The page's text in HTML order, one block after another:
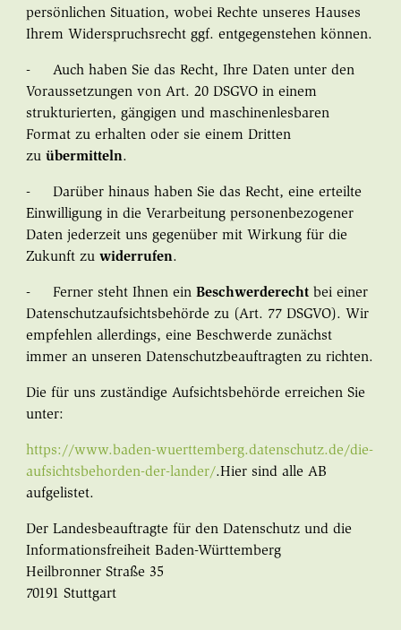
persönlichen Situation, wobei Rechte unseres Hauses
Ihrem Widerspruchsrecht ggf. entgegenstehen können.
- Auch haben Sie das Recht, Ihre Daten unter den
Voraussetzungen von Art. 20 DSGVO in einem
strukturierten, gängigen und maschinenlesbaren
Format zu erhalten oder sie einem Dritten
zu übermitteln.
- Darüber hinaus haben Sie das Recht, eine erteilte
Einwilligung in die Verarbeitung personenbezogener
Daten jederzeit uns gegenüber mit Wirkung für die
Zukunft zu widerrufen.
- Ferner steht Ihnen ein Beschwerderechtbei einer
Datenschutzaufsichtsbehörde zu (Art. 77 DSGVO). Wir
empfehlen allerdings, eine Beschwerde zunächst
immer an unseren Datenschutzbeauftragten zu richten.
Die für uns zuständige Aufsichtsbehörde erreichen Sie
unter:
https://www.baden-wuerttemberg.datenschutz.de/die-
aufsichtsbehorden-der-lander/.Hier sind alle AB
aufgelistet.
Der Landesbeauftragte für den Datenschutz und die
Informationsfreiheit Baden-Württemberg
Heilbronner Straße 35
70191 Stuttgart